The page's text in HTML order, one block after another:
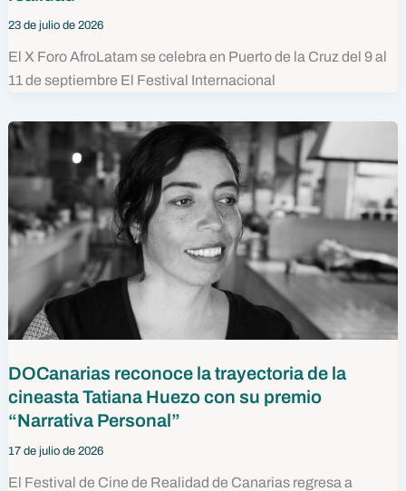
23 de julio de 2026
El X Foro AfroLatam se celebra en Puerto de la Cruz del 9 al
11 de septiembre El Festival Internacional
DOCanarias reconoce la trayectoria de la
cineasta Tatiana Huezo con su premio
“Narrativa Personal”
17 de julio de 2026
El Festival de Cine de Realidad de Canarias regresa a